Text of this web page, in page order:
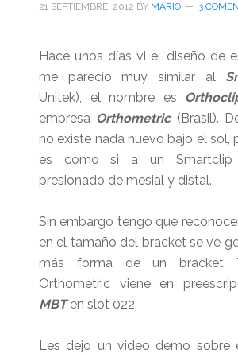
21 SEPTIEMBRE, 2012 BY MARIO 3
Hace unos días vi el diseño de
me parecio muy similar al
Unitek), el nombre es
empresa Orthometric (Brasil).
no existe nada nuevo bajo el sol,
es como si a un Smartclip
presionado de mesial y distal.
Sin embargo tengo que
en el tamaño del bracket se ve
más forma de un bracket
Orthometric viene en
MBT en slot 022.
Les dejo un video demo sobre